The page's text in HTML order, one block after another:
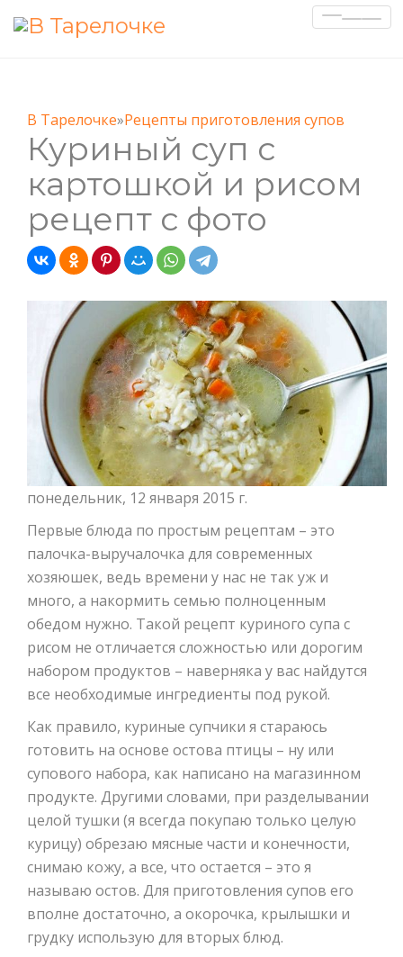
В Тарелочке»Рецепты приготовления супов
Куриный суп с
картошкой и рисом
рецепт с фото
понедельник, 12 января 2015 г.
Первые блюда по простым рецептам – это
палочка-выручалочка для современных
хозяюшек, ведь времени у нас не так уж и
много, а накормить семью полноценным
обедом нужно. Такой рецепт куриного супа с
рисом не отличается сложностью или дорогим
набором продуктов – наверняка у вас найдутся
все необходимые ингредиенты под рукой.
Как правило, куриные супчики я стараюсь
готовить на основе остова птицы – ну или
супового набора, как написано на магазинном
продукте. Другими словами, при разделывании
целой тушки (я всегда покупаю только целую
курицу) обрезаю мясные части и конечности,
снимаю кожу, а все, что остается – это я
называю остов. Для приготовления супов его
вполне достаточно, а окорочка, крылышки и
грудку использую для вторых блюд.